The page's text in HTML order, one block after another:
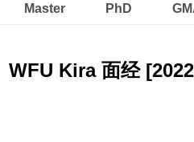
Master PhD
WFU Kira 面经